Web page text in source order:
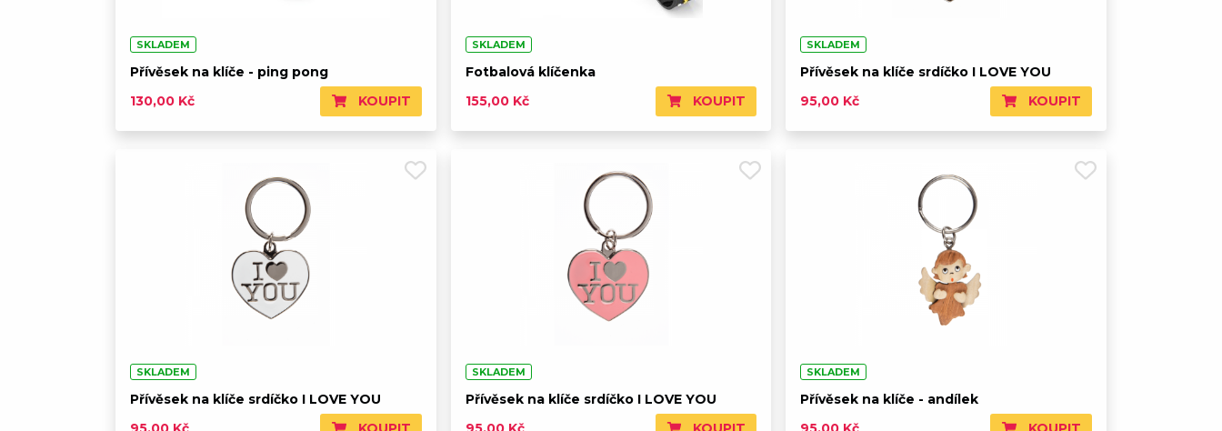
SKLADEM
Přívěsek na klíče - ping pong
130,00 Kč
KOUPIT
SKLADEM
Fotbalová klíčenka
155,00 Kč
KOUPIT
SKLADEM
Přívěsek na klíče srdíčko I LOVE YOU
95,00 Kč
KOUPIT
SKLADEM
Přívěsek na klíče srdíčko I LOVE YOU
SKLADEM
Přívěsek na klíče srdíčko I LOVE YOU
SKLADEM
Přívěsek na klíče - andílek